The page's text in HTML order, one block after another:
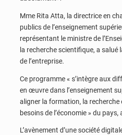
Mme Rita Atta, la directrice en
publics de l’enseignement
représentant le ministre de
la recherche scientifique, a
de l’entreprise.
Ce programme « s’intègre aux
en œuvre dans l’enseignement
aligner la formation, la recherche
besoins de l’économie » du
L’avènement d’une société